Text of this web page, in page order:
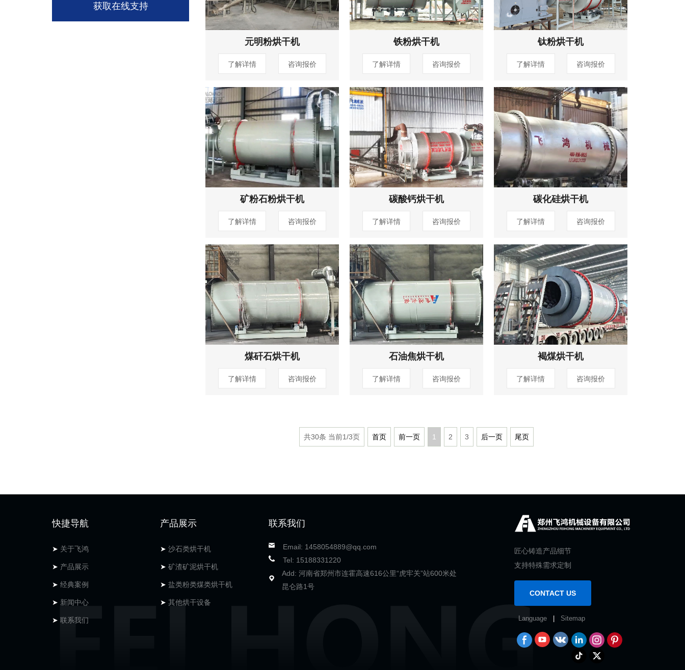
获取在线支持
元明粉烘干机
了解详情 咨询报价
铁粉烘干机
了解详情 咨询报价
钛粉烘干机
了解详情 咨询报价
矿粉石粉烘干机
了解详情 咨询报价
碳酸钙烘干机
了解详情 咨询报价
碳化硅烘干机
了解详情 咨询报价
煤矸石烘干机
了解详情 咨询报价
石油焦烘干机
了解详情 咨询报价
褐煤烘干机
了解详情 咨询报价
共30条 当前1/3页 首页 前一页 1 2 3 后一页 尾页
快捷导航
➤ 关于飞鸿
➤ 产品展示
➤ 经典案例
➤ 新闻中心
➤ 联系我们
产品展示
➤沙石类烘干机
➤矿渣矿泥烘干机
➤盐类粉类煤类烘干机
➤其他烘干设备
联系我们
Email: 1458054889@qq.com
Tel: 15188331220
Add: 河南省郑州市连霍高速616公里“虎牢关”站600米处
昆仑路1号
匠心铸造产品细节
支持特殊需求定制
CONTACT US
Language Sitemap